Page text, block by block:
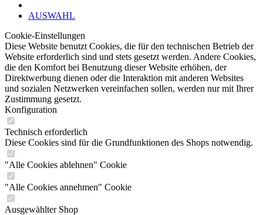
AUSWAHL
Cookie-Einstellungen
Diese Website benutzt Cookies, die für den technischen Betrieb der
Website erforderlich sind und stets gesetzt werden. Andere Cookies,
die den Komfort bei Benutzung dieser Website erhöhen, der
Direktwerbung dienen oder die Interaktion mit anderen Websites
und sozialen Netzwerken vereinfachen sollen, werden nur mit Ihrer
Zustimmung gesetzt.
Konfiguration
Technisch erforderlich
Diese Cookies sind für die Grundfunktionen des Shops notwendig.
"Alle Cookies ablehnen" Cookie
"Alle Cookies annehmen" Cookie
Ausgewählter Shop